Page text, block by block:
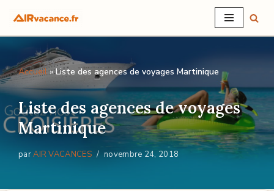
Aller
contenu
Accueil»Liste des agences de voyages Martinique
Liste des agences de voyages
Martinique
parAIR VACANCES novembre 24, 2018